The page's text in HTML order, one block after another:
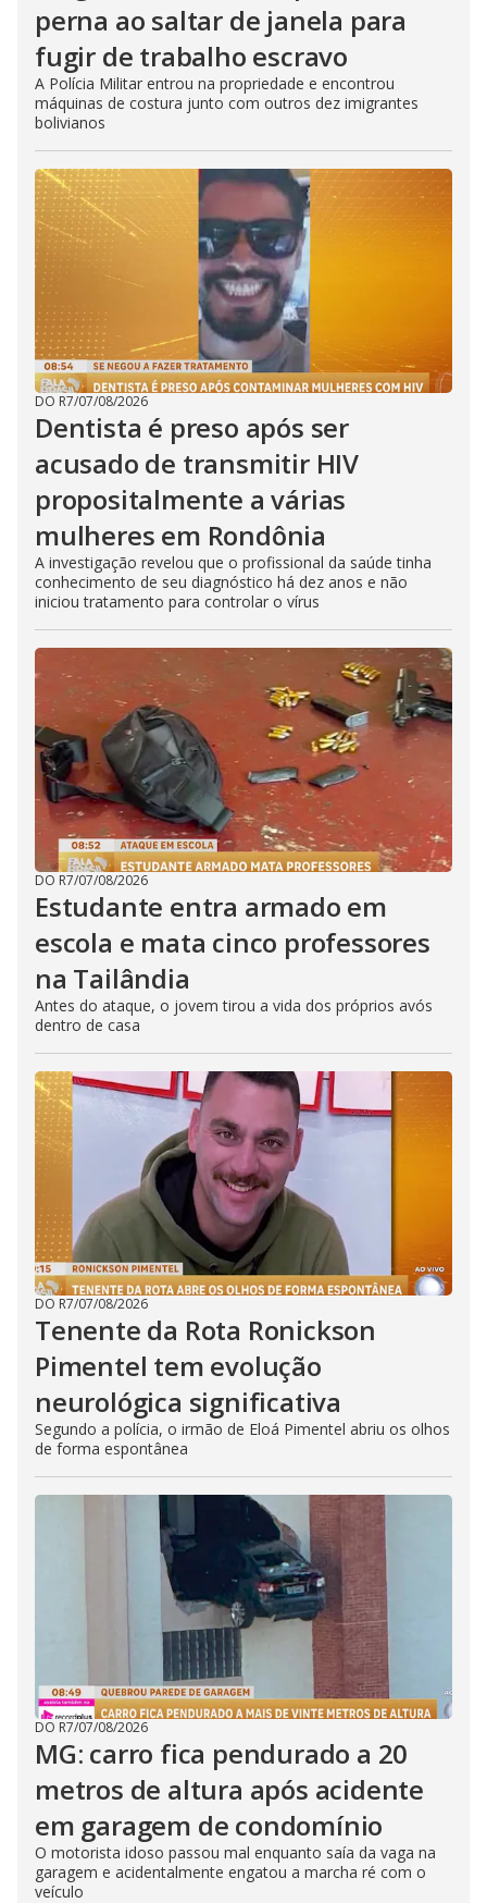
perna ao saltar de janela para
fugir de trabalho escravo
A Polícia Militar entrou na propriedade e encontrou
máquinas de costura junto com outros dez imigrantes
bolivianos
DO R7/07/08/2026
Dentista é preso após ser
acusado de transmitir HIV
propositalmente a várias
mulheres em Rondônia
A investigação revelou que o profissional da saúde tinha
conhecimento de seu diagnóstico há dez anos e não
iniciou tratamento para controlar o vírus
DO R7/07/08/2026
Estudante entra armado em
escola e mata cinco professores
na Tailândia
Antes do ataque, o jovem tirou a vida dos próprios avós
dentro de casa
DO R7/07/08/2026
Tenente da Rota Ronickson
Pimentel tem evolução
neurológica significativa
Segundo a polícia, o irmão de Eloá Pimentel abriu os olhos
de forma espontânea
DO R7/07/08/2026
MG: carro fica pendurado a 20
metros de altura após acidente
em garagem de condomínio
O motorista idoso passou mal enquanto saía da vaga na
garagem e acidentalmente engatou a marcha ré com o
veículo